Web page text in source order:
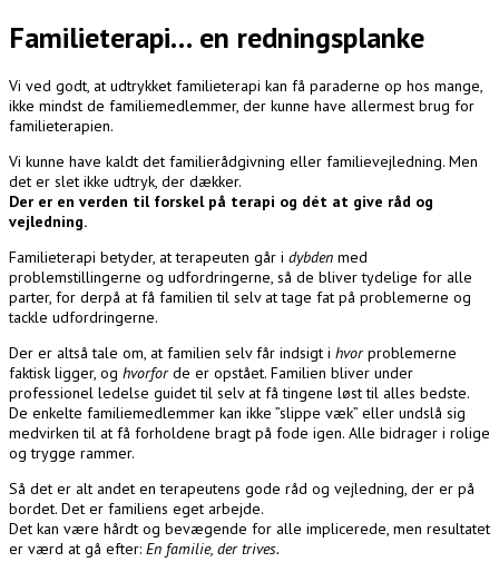
Familieterapi… en redningsplanke
Vi ved godt, at udtrykket familieterapi kan få paraderne op hos mange,
ikke mindst de familiemedlemmer, der kunne have allermest brug for
familieterapien.
Vi kunne have kaldt det familierådgivning eller familievejledning. Men
det er slet ikke udtryk, der dækker.
Der er en verden til forskel på terapi og dét at give råd og
vejledning.
Familieterapi betyder, at terapeuten går i dybden med
problemstillingerne og udfordringerne, så de bliver tydelige for alle
parter, for derpå at få familien til selv at tage fat på problemerne og
tackle udfordringerne.
Der er altså tale om, at familien selv får indsigt i hvorproblemerne
faktisk ligger, og hvorforde er opstået. Familien bliver under
professionel ledelse guidet til selv at få tingene løst til alles bedste.
De enkelte familiemedlemmer kan ikke ”slippe væk” eller undslå sig
medvirken til at få forholdene bragt på fode igen. Alle bidrager i rolige
og trygge rammer.
Så det er alt andet en terapeutens gode råd og vejledning, der er på
bordet. Det er familiens eget arbejde.
Det kan være hårdt og bevægende for alle implicerede, men resultatet
er værd at gå efter: En familie, der trives.